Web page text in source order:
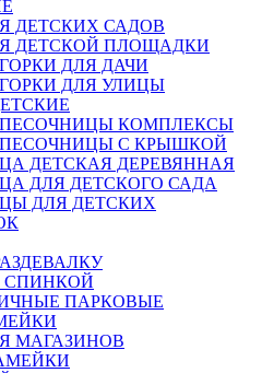
ДЕТСКИХ САДОВ
ДЕТСКОЙ ПЛОЩАДКИ
ДЛЯ ДАЧИ
ДЛЯ УЛИЦЫ
ПЕСОЧНИЦЫ КОМПЛЕКСЫ
ПЕСОЧНИЦЫ С КРЫШКОЙ
ДЕТСКАЯ ДЕРЕВЯННАЯ
ДЛЯ ДЕТСКОГО САДА
ДЛЯ ДЕТСКИХ
СПИНКОЙ
ПАРКОВЫЕ
МАГАЗИНОВ